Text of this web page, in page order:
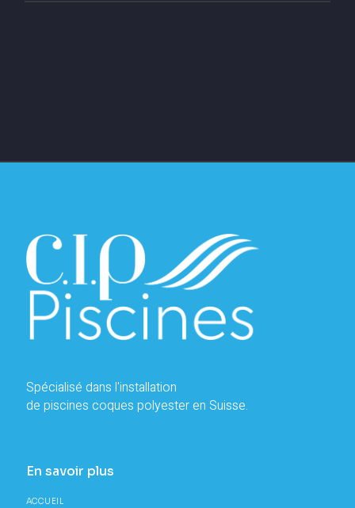
Spécialisé dans l'installation
de piscines coques polyester en Suisse.
En savoir plus
ACCUEIL